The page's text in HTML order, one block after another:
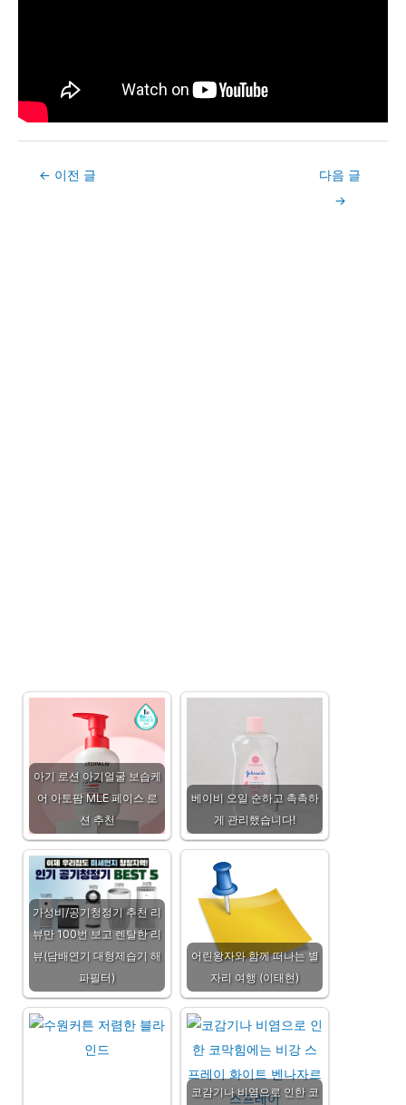
Post← 이전 글
다음 글
→
아기 로션 아기얼굴 보습케
어 아토팜 MLE 페이스 로
션 추천
베이비 오일 순하고 촉촉하
게 관리했습니다!
가성비/공기청정기 추천 리
뷰만 100번 보고 렌탈한 리
뷰(담배연기 대형제습기 해
파필터)
어린왕자와 함께 떠나는 별
자리 여행 (이태현)
코감기나 비염으로 인한 코